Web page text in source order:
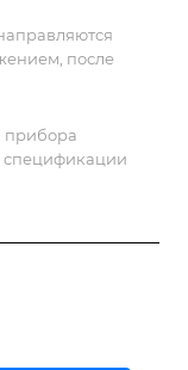
после
прибора
спецификации